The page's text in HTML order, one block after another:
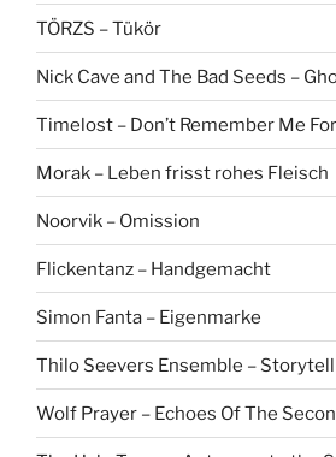
TÖRZS – Tükör
Nick Cave and The Bad Seeds –
Timelost – Don’t Remember Me
Morak – Leben frisst rohes Fleisch
Noorvik – Omission
Flickentanz – Handgemacht
Simon Fanta – Eigenmarke
Thilo Seevers Ensemble –
Wolf Prayer – Echoes Of The